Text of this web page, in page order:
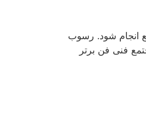
موقع انجام شود. رسوب
فنی فن برتر